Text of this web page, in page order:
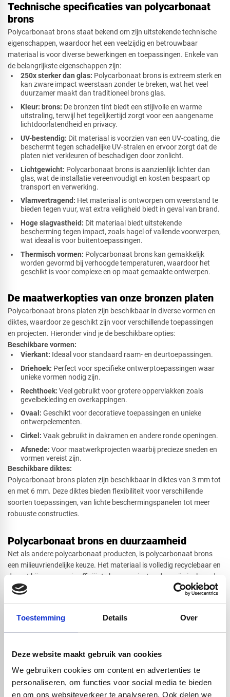
Toestemming Details Over
Deze website maakt gebruik van cookies
We gebruiken cookies om content en advertenties te
personaliseren, om functies voor social media te bieden
en om ons websiteverkeer te analyseren. Ook delen we
Technische specificaties van polycarbonaat
brons
Polycarbonaat brons staat bekend om zijn uitstekende technische
eigenschappen, waardoor het een veelzijdig en betrouwbaar
materiaal is voor diverse bewerkingen en toepassingen. Enkele van
de belangrijkste eigenschappen zijn:
250x sterker dan glas: Polycarbonaat brons is extreem sterk en
kan zware impact weerstaan zonder te breken, wat het veel
duurzamer maakt dan traditioneel brons glas.
Kleur: brons: De bronzen tint biedt een stijlvolle en warme
uitstraling, terwijl het tegelijkertijd zorgt voor een aangename
lichtdoorlatendheid en privacy.
UV-bestendig: Dit materiaal is voorzien van een UV-coating, die
beschermt tegen schadelijke UV-stralen en ervoor zorgt dat de
platen niet verkleuren of beschadigen door zonlicht.
Lichtgewicht: Polycarbonaat brons is aanzienlijk lichter dan
glas, wat de installatie vereenvoudigt en kosten bespaart op
transport en verwerking.
Vlamvertragend: Het materiaal is ontworpen om weerstand te
bieden tegen vuur, wat extra veiligheid biedt in geval van brand.
Hoge slagvastheid: Dit materiaal biedt uitstekende
bescherming tegen impact, zoals hagel of vallende voorwerpen,
wat ideaal is voor buitentoepassingen.
Thermisch vormen: Polycarbonaat brons kan gemakkelijk
worden gevormd bij verhoogde temperaturen, waardoor het
geschikt is voor complexe en op maat gemaakte ontwerpen.
De maatwerkopties van onze bronzen platen
Polycarbonaat brons platen zijn beschikbaar in diverse vormen en
diktes, waardoor ze geschikt zijn voor verschillende toepassingen
en projecten. Hieronder vind je de beschikbare opties:
Beschikbare vormen:
Vierkant: Ideaal voor standaard raam- en deurtoepassingen.
Driehoek: Perfect voor specifieke ontwerptoepassingen waar
unieke vormen nodig zijn.
Rechthoek: Veel gebruikt voor grotere oppervlakken zoals
gevelbekleding en overkappingen.
Ovaal: Geschikt voor decoratieve toepassingen en unieke
ontwerpelementen.
Cirkel: Vaak gebruikt in dakramen en andere ronde openingen.
Afsnede: Voor maatwerkprojecten waarbij precieze sneden en
vormen vereist zijn.
Beschikbare diktes:
Polycarbonaat brons platen zijn beschikbaar in diktes van 3 mm tot
en met 6 mm. Deze diktes bieden flexibiliteit voor verschillende
soorten toepassingen, van lichte beschermingspanelen tot meer
robuuste constructies.
Polycarbonaat brons en duurzaamheid
Net als andere polycarbonaat producten, is polycarbonaat brons
een milieuvriendelijke keuze. Het materiaal is volledig recyclebaar en
draagt bij aan energie-efficiënte bouwprojecten door zijn isolerende
eigenschappen. Daarnaast zorgt de lange levensduur ervoor dat
Bestel polycarbonaat brons op maat en binnen enkele werkdagen
maat gezaagd en er worden geen reststukken geleverd. Op beide
zijden van de plaat is een beschermfolie aangebracht.
Technische eigenschappen van Polycarbonaat
250x sterker dan gewoon glas